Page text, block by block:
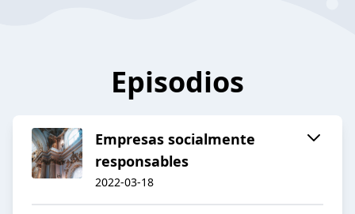
Episodios
Empresas socialmente
responsables
2022-03-18